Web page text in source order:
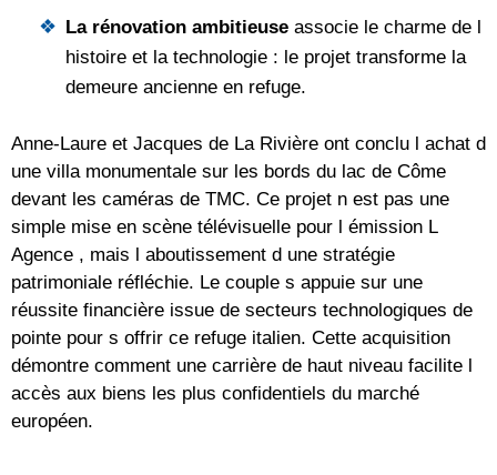
La rénovation ambitieuse associe le charme de l
histoire et la technologie : le projet transforme la
demeure ancienne en refuge.
Anne-Laure et Jacques de La Rivière ont conclu l achat d
une villa monumentale sur les bords du lac de Côme
devant les caméras de TMC. Ce projet n est pas une
simple mise en scène télévisuelle pour l émission L
Agence , mais l aboutissement d une stratégie
patrimoniale réfléchie. Le couple s appuie sur une
réussite financière issue de secteurs technologiques de
pointe pour s offrir ce refuge italien. Cette acquisition
démontre comment une carrière de haut niveau facilite l
accès aux biens les plus confidentiels du marché
européen.